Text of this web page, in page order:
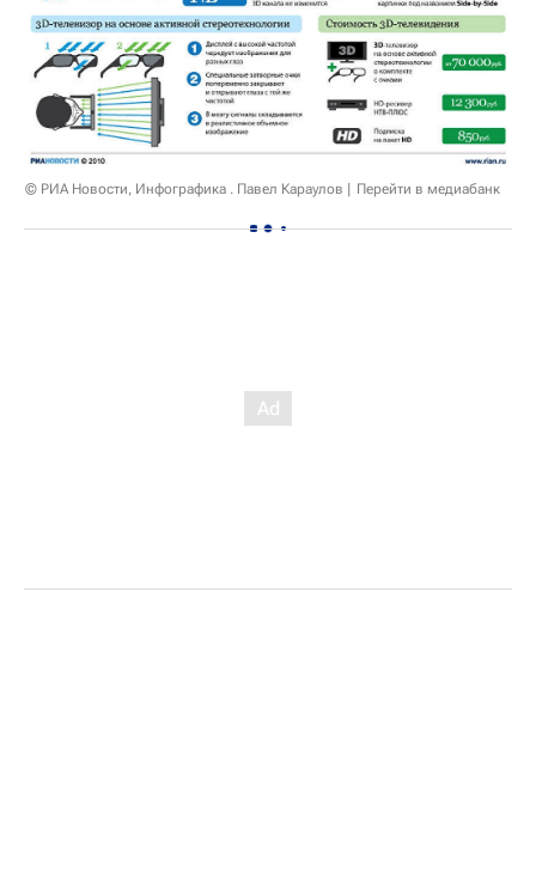
© РИА Новости, Инфографика . Павел Караулов Перейти в медиабанк